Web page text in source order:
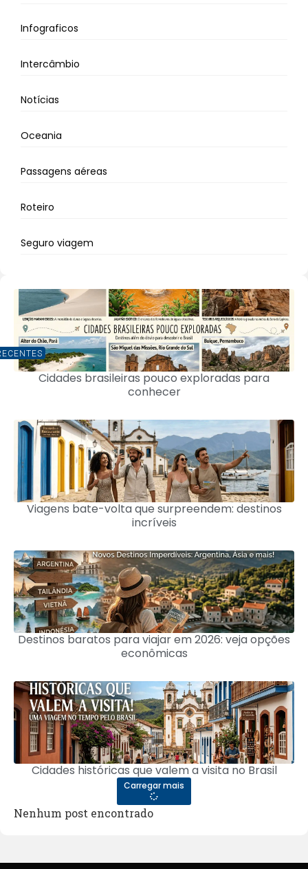
Infograficos
Intercâmbio
Notícias
Oceania
Passagens aéreas
Roteiro
Seguro viagem
Cidades brasileiras pouco exploradas para
conhecer
Viagens bate-volta que surpreendem: destinos
incríveis
Destinos baratos para viajar em 2026: veja opções
econômicas
Cidades históricas que valem a visita no Brasil
Carregar mais
Nenhum post encontrado